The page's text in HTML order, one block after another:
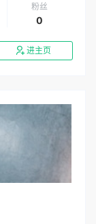
粉丝
0
进主页